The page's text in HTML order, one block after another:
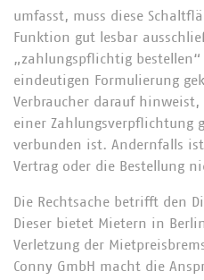
umfasst, muss diese
Funktion gut lesbar
„zahlungspflichtig
eindeutigen Formulierung
Verbraucher darauf
einer Zahlungsverpflichtung
verbunden ist. Andernfalls
Vertrag oder die Bestellung
Die Rechtsache betrifft den
Dieser bietet Mietern in
Verletzung der
Conny GmbH macht die